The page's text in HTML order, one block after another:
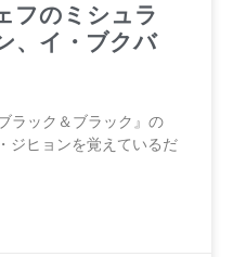
フのミシュラ
、イ・ブクバ
ラック＆ブラック』の
ジヒョンを覚えているだ